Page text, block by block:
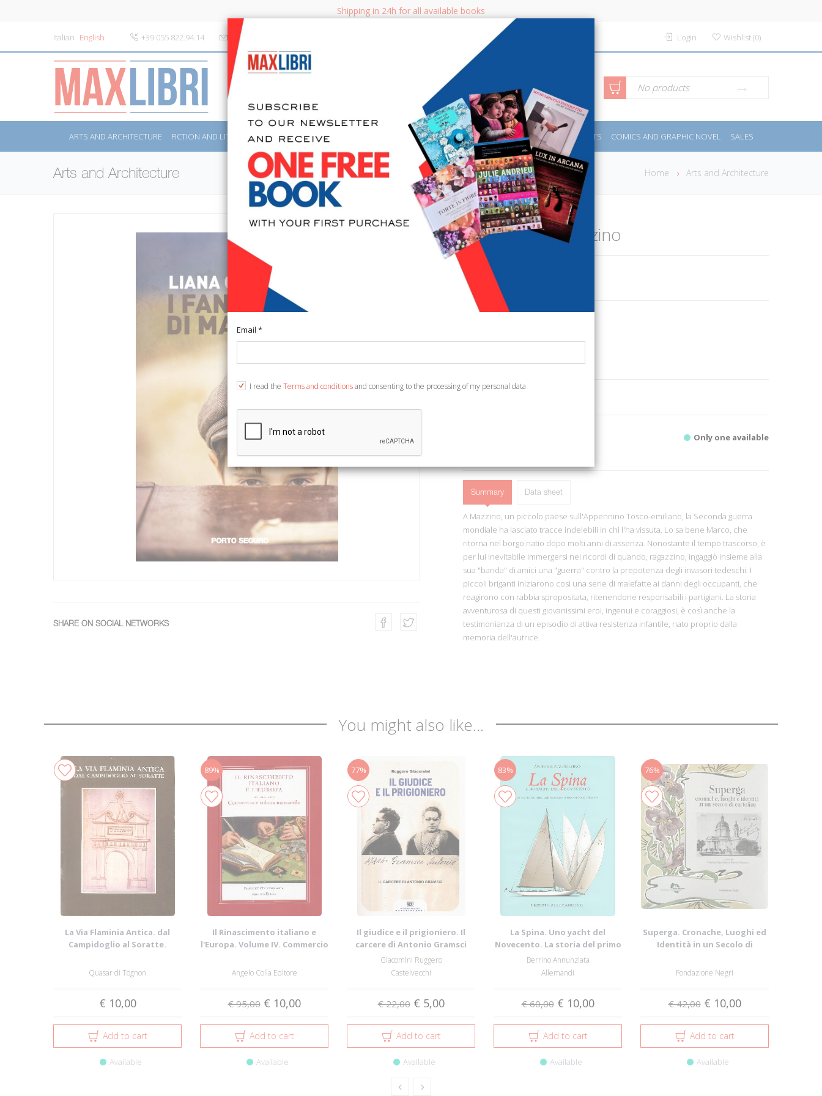
Shipping in 24h for all available books
Italian English +39 055 822.94.14 info@maxlibri.it Login Wishlist(0)
SEARCH Advanced
Search
No products
ARTS AND ARCHITECTURE FICTION AND LITERATURE NON FICTION BOOKS FOR CHILDREN & YOUNG ADULTS MANUALS - GUIDES SPORTS COMICS AND GRAPHIC NOVEL SALES
Arts and Architecture Home Arts and Architecture
SHARE ON SOCIAL NETWORKS
I fantasmi di Mazzino
€ 12,90
Ean13: 9788855465953
Only one available
Summary Data sheet
A Mazzino, un piccolo paese sull'Appennino Tosco-emiliano, la Seconda guerra
mondiale ha lasciato tracce indelebili in chi l'ha vissuta. Lo sa bene Marco, che
ritorna nel borgo natio dopo molti anni di assenza. Nonostante il tempo trascorso, è
per lui inevitabile immergersi nei ricordi di quando, ragazzino, ingaggiò insieme alla
sua "banda" di amici una "guerra" contro la prepotenza degli invasori tedeschi. I
piccoli briganti iniziarono così una serie di malefatte ai danni degli occupanti, che
reagirono con rabbia spropositata, ritenendone responsabili i partigiani. La storia
avventurosa di questi giovanissimi eroi, ingenui e coraggiosi, è così anche la
testimonianza di un episodio di attiva resistenza infantile, nato proprio dalla
memoria dell'autrice.
You might also like...
La Via Flaminia Antica. dal
Campidoglio al Soratte.
Quasar di Tognon
€ 10,00
Add to cart
Available
89%
Il Rinascimento italiano e
l'Europa. Volume IV. Commercio
Angelo Colla Editore
€ 95,00 € 10,00
Add to cart
Available
77%
Il giudice e il prigioniero. Il
carcere di Antonio Gramsci
Giacomini Ruggero
Castelvecchi
€ 22,00 € 5,00
Add to cart
Available
83%
La Spina. Uno yacht del
Novecento. La storia del primo
12 metri s...
Berrino Annunziata
Allemandi
€ 60,00 € 10,00
Add to cart
Available
76%
Superga. Cronache, Luoghi ed
Identità in un Secolo di
Fondazione Negri
€ 42,00 € 10,00
Add to cart
Available
Email *
I read the Terms and conditionsand consenting to the processing of my personal data